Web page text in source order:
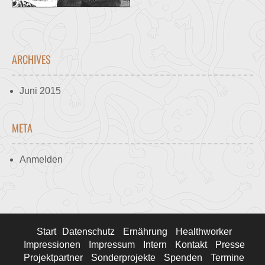
ARCHIVES
Juni 2015
META
Anmelden
Start Datenschutz Ernährung
Healthworker
Impressionen
Impressum Intern Kontakt
Presse
Projektpartner
Sonderprojekte Spenden Termine